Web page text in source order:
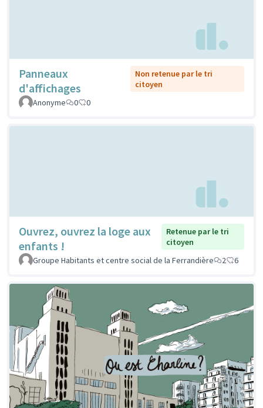
Panneaux
d'affichages
Non retenue par le tri
citoyen
Anonyme
0 0
Ouvrez, ouvrez la loge aux
enfants !
Retenue par le tri
citoyen
Groupe Habitants et centre social de la Ferrandière
2 6